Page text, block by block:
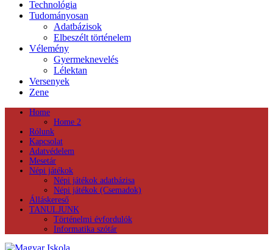
Technológia
Tudományosan
Adatbázisok
Elbeszélt történelem
Vélemény
Gyermeknevelés
Lélektan
Versenyek
Zene
Home
Home 2
Rólunk
Kapcsolat
Adatvédelem
Mesetár
Népi játékok
Népi játékok adatbázisa
Népi játékok (Csemadok)
Álláskereső
TANULJUNK
Történelmi évfordulók
Informatika szótár